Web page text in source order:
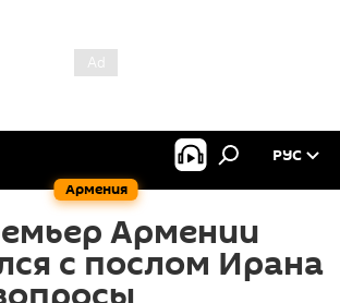
Армения
РУС
Армении
с послом Ирана